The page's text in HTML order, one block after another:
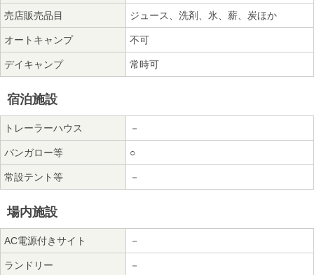
売店販売品目 ジュース、洗剤、氷、薪、炭ほか
オートキャンプ 不可
デイキャンプ 常時可
宿泊施設
トレーラーハウス －
バンガロー等 ○
常設テント等 －
場内施設
AC電源付きサイト －
ランドリー －